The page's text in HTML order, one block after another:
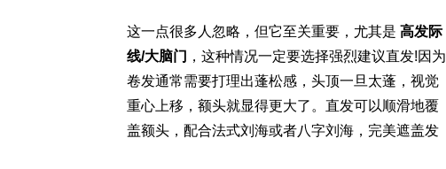
这一点很多人忽略，但它至关重要，尤其是 高发际
线/大脑门 ，这种情况一定要选择强烈建议直发!因为
卷发通常需要打理出蓬松感，头顶一旦太蓬，视觉
重心上移，额头就显得更大了。直发可以顺滑地覆
盖额头，配合法式刘海或者八字刘海，完美遮盖发